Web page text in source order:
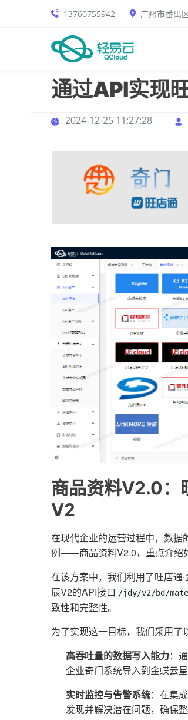
13760755942 广州市番禺
通过API实现
2024-12-25 11:27:28
商品资料V2.0：
V2
在现代企业的运营过程中，数
例——商品资料V2.0，重点介绍
在该方案中，我们利用了旺店通
辰V2的API接口 /jdy/v2/bd/
致性和完整性。
为了实现这一目标，我们采用了
高吞吐量的数据写入能力：
企业奇门系统导入到金蝶云
实时监控与告警系统：在集
发现并解决潜在问题，确保